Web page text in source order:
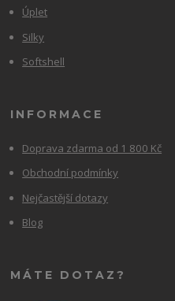
Úplet
Silky
Softshell
INFORMACE
Doprava zdarma od 1 800 Kč
Obchodní podmínky
Nejčastější dotazy
Blog
MÁTE DOTAZ?